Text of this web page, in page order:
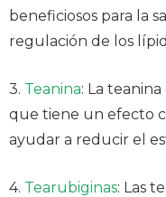
beneficiosos para la
regulación de los
3. Teanina: La
que tiene un efecto
ayudar a reducir el
4. Tearubiginas: Las